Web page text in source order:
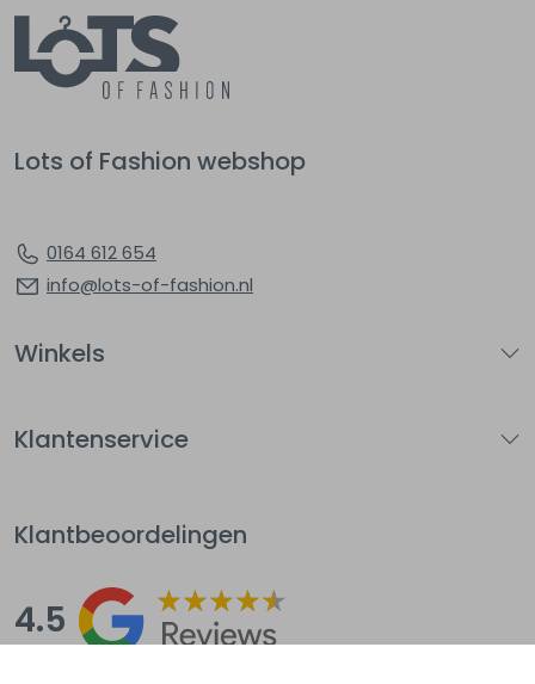
Lots of Fashion webshop
0164 612 654
info@lots-of-fashion.nl
Winkels
Klantenservice
Klantbeoordelingen
4.5